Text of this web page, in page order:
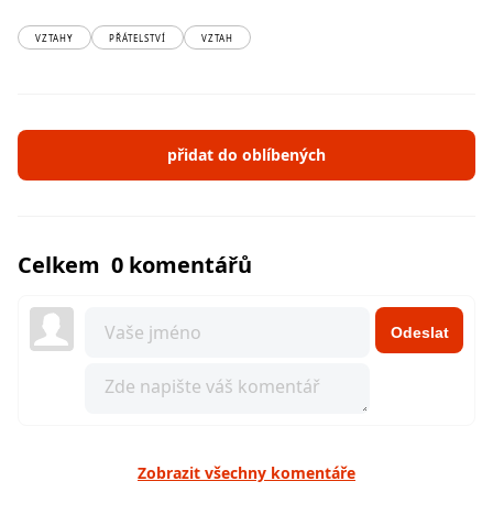
VZTAHY PŘÁTELSTVÍ VZTAH
přidat do oblíbených
Celkem 0 komentářů
Odeslat
Zobrazit všechny komentáře